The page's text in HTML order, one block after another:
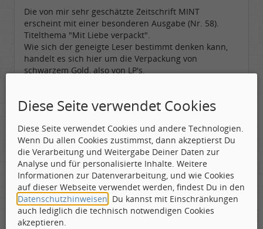
Die von mir sehr geschätzte Zeitschrift MINT
erscheint mit einer besonderen Ausgabe (Nr. 58).
Titelthema "Mit Liebe verpackt".
Wie sich der geneigte Leser bestimmt denken kann,
handelt es sich hier um die Verpackung von
schwarzem Gold, also von LP's.
Mag von einigen der 50 vorgestellten Exemplaren
der musikalische Inhalt nicht der Qualität der Hüllen
entsprechen,
Diese Seite verwendet Cookies
Diese Seite verwendet Cookies und andere Technologien.
Wenn Du allen Cookies zustimmst, dann akzeptierst Du
die Verarbeitung und Weitergabe Deiner Daten zur
Analyse und für personalisierte Inhalte. Weitere
Informationen zur Datenverarbeitung, und wie Cookies
auf dieser Webseite verwendet werden, findest Du in den
Datenschutzhinweisen . Du kannst mit Einschränkungen
auch lediglich die technisch notwendigen Cookies
akzeptieren.